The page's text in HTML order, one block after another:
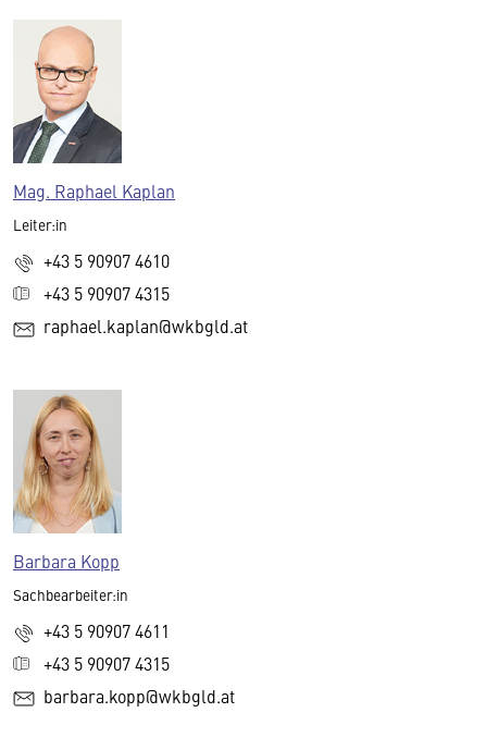
Mag. Raphael Kaplan
Leiter:in
+43 5 90907 4610
+43 5 90907 4315
raphael.kaplan@wkbgld.at
Barbara Kopp
Sachbearbeiter:in
+43 5 90907 4611
+43 5 90907 4315
barbara.kopp@wkbgld.at